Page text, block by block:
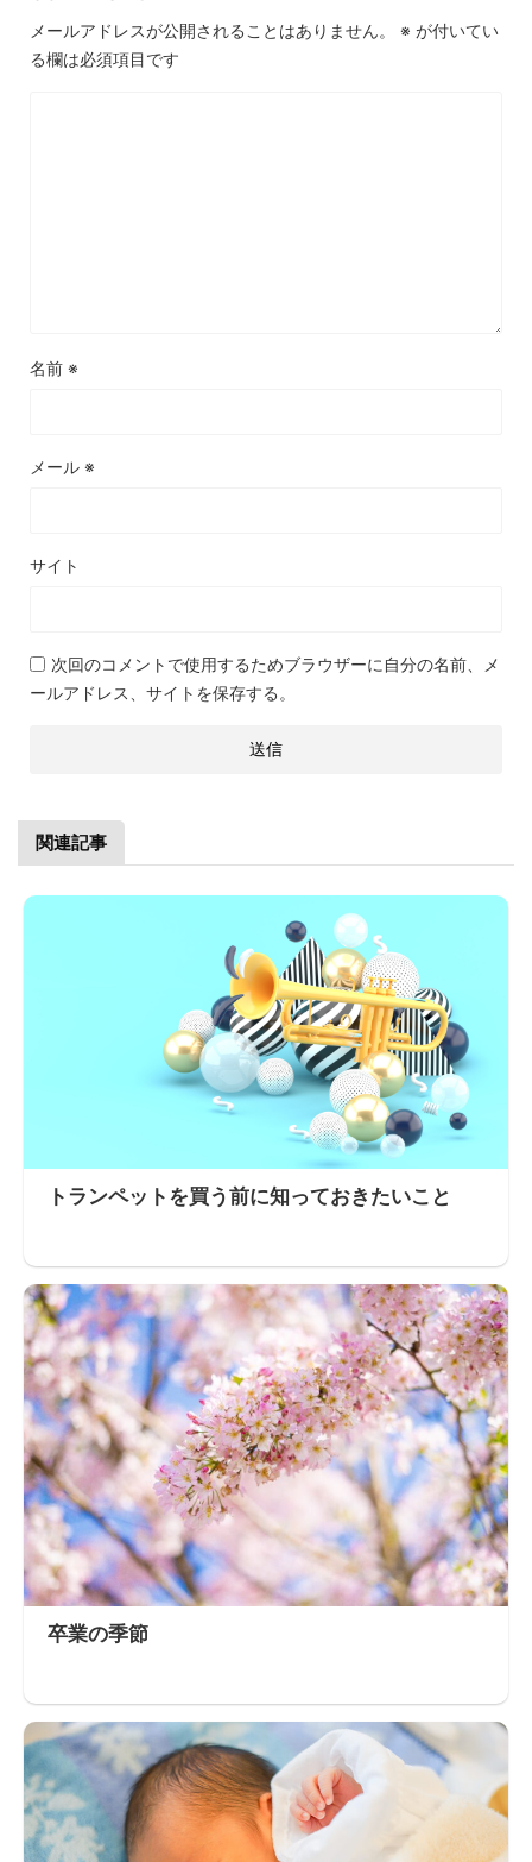
メールアドレスが公開されることはありません。 ※ が付いてい
る欄は必須項目です
名前 ※
メール ※
サイト
次回のコメントで使用するためブラウザーに自分の名前、メ
ールアドレス、サイトを保存する。
関連記事
トランペットを買う前に知っておきたいこと
卒業の季節